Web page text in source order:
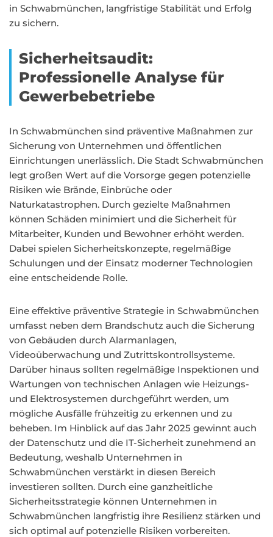
in Schwabmünchen, langfristige Stabilität und Erfolg
zu sichern.
Sicherheitsaudit:
Professionelle Analyse für
Gewerbebetriebe
In Schwabmünchen sind präventive Maßnahmen zur
Sicherung von Unternehmen und öffentlichen
Einrichtungen unerlässlich. Die Stadt Schwabmünchen
legt großen Wert auf die Vorsorge gegen potenzielle
Risiken wie Brände, Einbrüche oder
Naturkatastrophen. Durch gezielte Maßnahmen
können Schäden minimiert und die Sicherheit für
Mitarbeiter, Kunden und Bewohner erhöht werden.
Dabei spielen Sicherheitskonzepte, regelmäßige
Schulungen und der Einsatz moderner Technologien
eine entscheidende Rolle.
Eine effektive präventive Strategie in Schwabmünchen
umfasst neben dem Brandschutz auch die Sicherung
von Gebäuden durch Alarmanlagen,
Videoüberwachung und Zutrittskontrollsysteme.
Darüber hinaus sollten regelmäßige Inspektionen und
Wartungen von technischen Anlagen wie Heizungs-
und Elektrosystemen durchgeführt werden, um
mögliche Ausfälle frühzeitig zu erkennen und zu
beheben. Im Hinblick auf das Jahr 2025 gewinnt auch
der Datenschutz und die IT-Sicherheit zunehmend an
Bedeutung, weshalb Unternehmen in
Schwabmünchen verstärkt in diesen Bereich
investieren sollten. Durch eine ganzheitliche
Sicherheitsstrategie können Unternehmen in
Schwabmünchen langfristig ihre Resilienz stärken und
sich optimal auf potenzielle Risiken vorbereiten.